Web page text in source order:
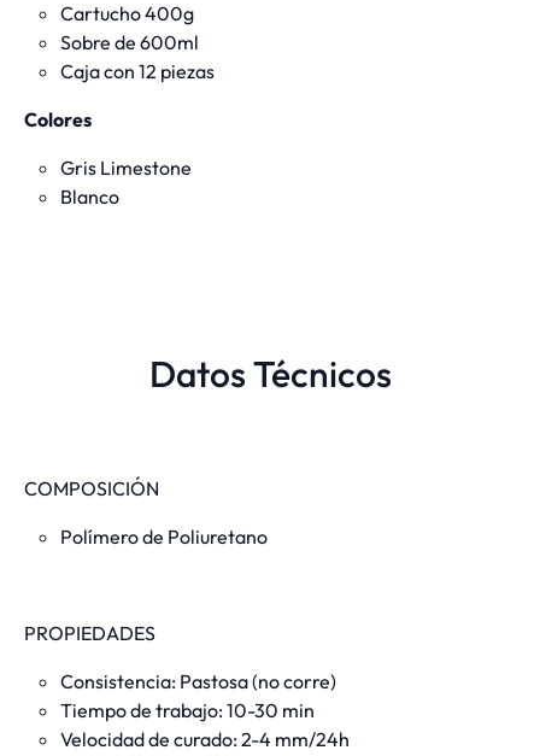
Cartucho 400g
Sobre de 600ml
Caja con 12 piezas
Colores
Gris Limestone
Blanco
Datos Técnicos
COMPOSICIÓN
Polímero de Poliuretano
PROPIEDADES
Consistencia: Pastosa (no corre)
Tiempo de trabajo: 10-30 min
Velocidad de curado: 2-4 mm/24h